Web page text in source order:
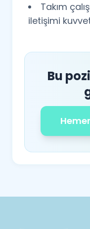
Takım
iletişimi
Bu